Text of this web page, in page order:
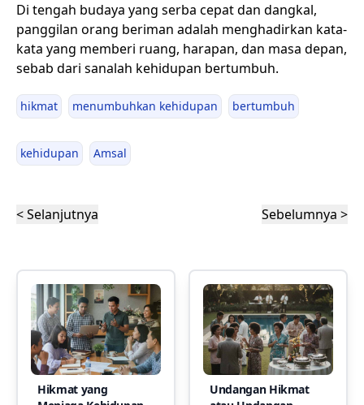
Di tengah budaya yang serba cepat dan dangkal,
panggilan orang beriman adalah menghadirkan kata-
kata yang memberi ruang, harapan, dan masa depan,
sebab dari sanalah kehidupan bertumbuh.
hikmat menumbuhkan kehidupan bertumbuh
kehidupan Amsal
< Selanjutnya Sebelumnya >
Hikmat yang
Undangan Hikmat